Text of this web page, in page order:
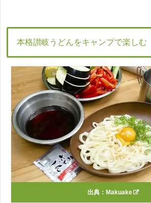
本格讃岐うどんをキャンプで楽しむ
出典： Makuake